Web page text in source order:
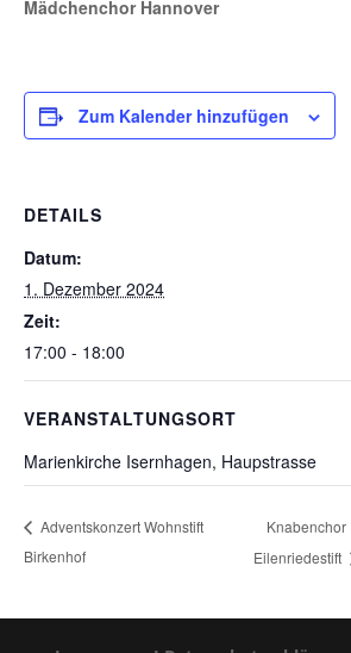
Mädchenchor Hannover
Zum Kalender hinzufügen
DETAILS
Datum:
1. Dezember 2024
Zeit:
17:00 - 18:00
VERANSTALTUNGSORT
Marienkirche Isernhagen, Haupstrasse
Adventskonzert Wohnstift
Birkenhof
Knabenchor
Eilenriedestift